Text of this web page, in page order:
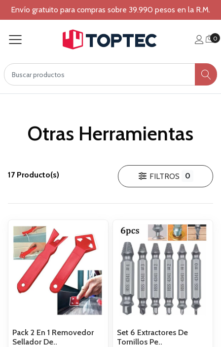
Envío gratuito para compras sobre 39.990 pesos en la R.M.
0
Otras Herramientas
17 Producto(s) FILTROS 0
Pack 2 En 1 Removedor
Sellador De..
Set 6 Extractores De
Tornillos Pe..